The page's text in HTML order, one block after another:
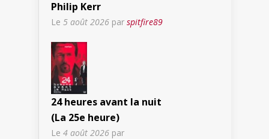
Philip Kerr
Le 5 août 2026 par spitfire89
24 heures avant la nuit
(La 25e heure)
Le 4 août 2026 par